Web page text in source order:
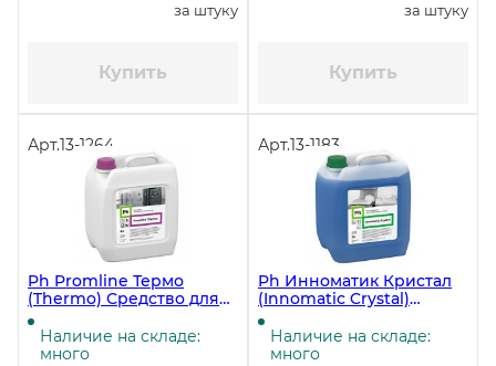
за штуку
Купить
за штуку
Купить
Арт.13-1264
Ph Promline Термо
(Thermo) Средство для
очистки термокамер, 5
литров, 6,75 кг ЧЗ
Наличие на складе:
много
Арт.13-1183
Ph Инноматик Кристал
(Innomatic Crystal)
Ополаскиватель для
посудомоечных машин, 5
литров, 5,25 кг ЧЗ
Наличие на складе:
много